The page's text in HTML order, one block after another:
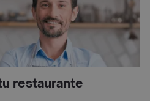
restaurante